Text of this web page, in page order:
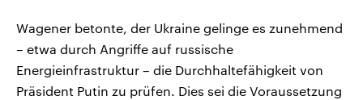
Wagener betonte, der Ukraine gelinge es zunehmend
– etwa durch Angriffe auf russische
Energieinfrastruktur – die Durchhaltefähigkeit von
Präsident Putin zu prüfen. Dies sei die Voraussetzung